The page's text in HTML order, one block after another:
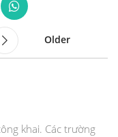
Older
khai. Các trường